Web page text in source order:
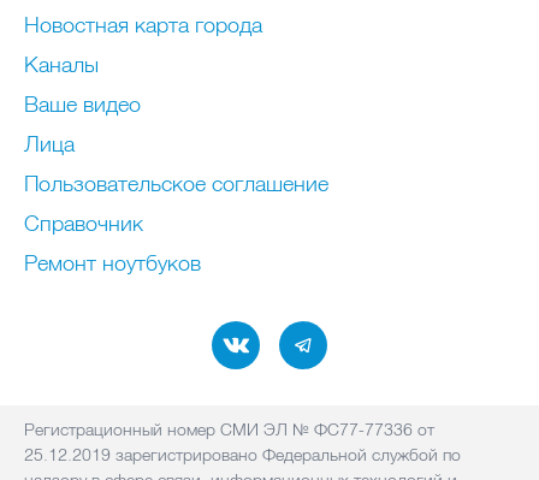
Новостная карта города
Каналы
Ваше видео
Лица
Пользовательское соглашение
Справочник
Ремонт нoутбуков
Регистрационный номер СМИ ЭЛ № ФС77-77336 от
25.12.2019 зарегистрировано Федеральной службой по